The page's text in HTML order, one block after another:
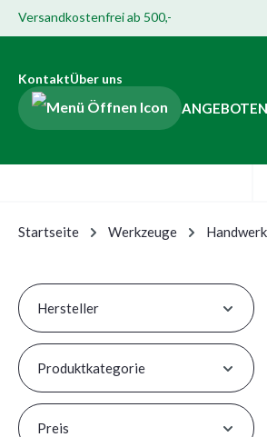
springen
Suche springen
Zur Hauptnavigation springen
Zur Navigation der B2B-Plattform
Versandkostenfrei ab 500,-
KontaktÜber uns
ANGEBOTE
Startseite Werkzeuge
Hersteller
Produktkategorie
Preis